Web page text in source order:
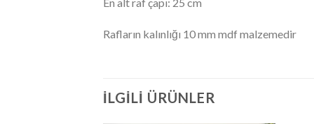
Rafların kalınlığı 10 mm mdf malzemedir
İLGILI ÜRÜNLER